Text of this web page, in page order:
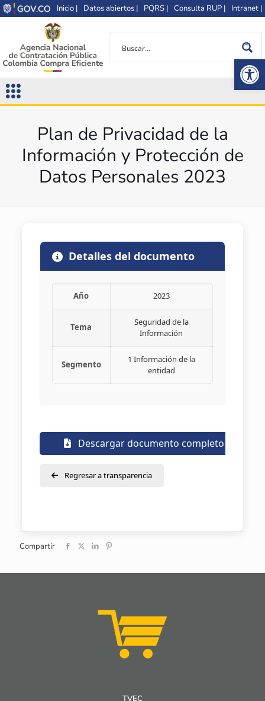
Inicio | Datos abiertos | PQRS | Consulta RUP | Intranet |
Plan de Privacidad de la
Información y Protección de
Datos Personales 2023
Detalles del documento
Año 2023
Tema
Seguridad de la
Información
Segmento
1 Información de la
entidad
Descargar documento completo
Regresar a transparencia
Compartir
TVEC